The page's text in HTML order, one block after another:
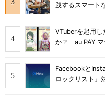
践するスマート
VTuberを起用
か？ au PAY マ
Facebookと
ロックリスト」